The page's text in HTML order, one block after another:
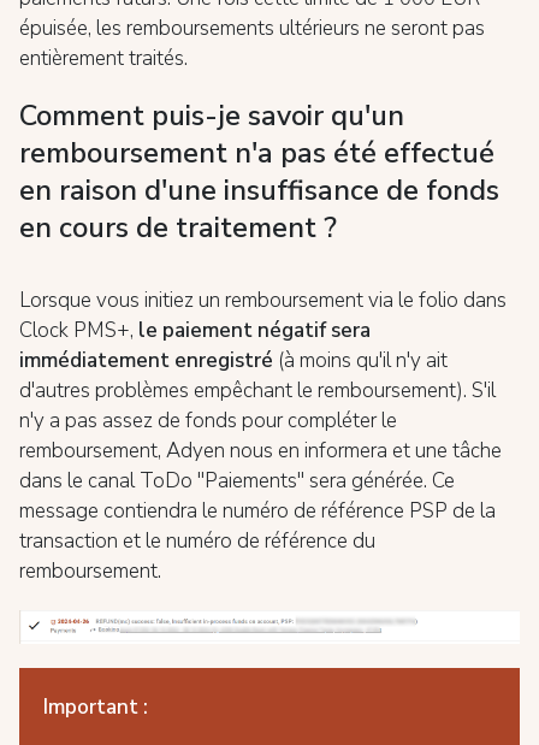
épuisée, les remboursements ultérieurs ne seront pas
entièrement traités.
Comment puis-je savoir qu'un
remboursement n'a pas été effectué
en raison d'une insuffisance de fonds
en cours de traitement ?
Lorsque vous initiez un remboursement via le folio dans
Clock PMS+, le paiement négatif sera
immédiatement enregistré (à moins qu'il n'y ait
d'autres problèmes empêchant le remboursement). S'il
n'y a pas assez de fonds pour compléter le
remboursement, Adyen nous en informera et une tâche
dans le canal ToDo "Paiements" sera générée. Ce
message contiendra le numéro de référence PSP de la
transaction et le numéro de référence du
remboursement.
Important :